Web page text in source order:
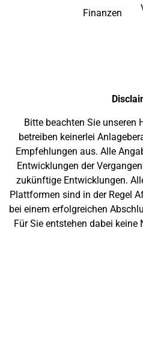
Finanzen
Bitte beachten Sie unseren
betreiben keinerlei
Empfehlungen aus. Alle
Entwicklungen der
zukünftige Entwicklungen.
Plattformen sind in der Regel
bei einem erfolgreichen
Für Sie entstehen dabei keine